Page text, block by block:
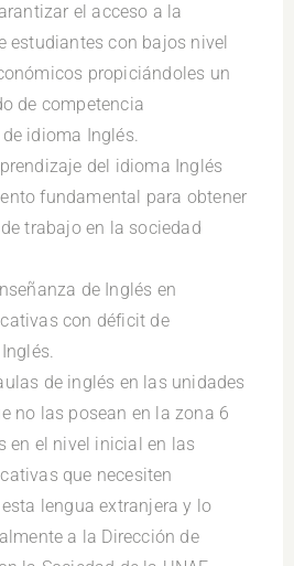
el acceso a la
estudiantes con bajos nivel
propiciándoles un
de competencia
idioma Inglés.
del idioma Inglés
fundamental para obtener
trabajo en la sociedad
de Inglés en
con déficit de
de inglés en las unidades
no las posean en la zona 6
en el nivel inicial en las
que necesiten
lengua extranjera y lo
a la Dirección de